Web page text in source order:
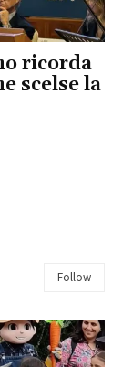
ricorda
scelse la
Follow